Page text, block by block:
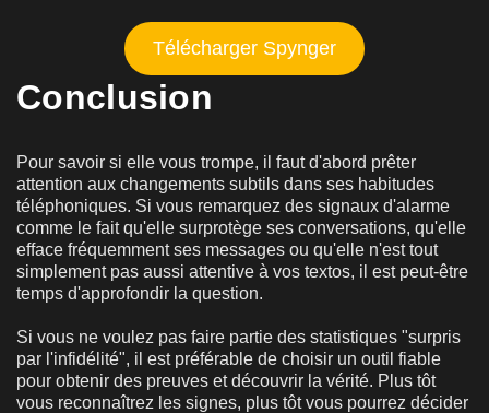
Télécharger Spynger
Conclusion
Pour savoir si elle vous trompe, il faut d'abord prêter
attention aux changements subtils dans ses habitudes
téléphoniques. Si vous remarquez des signaux d'alarme
comme le fait qu'elle surprotège ses conversations, qu'elle
efface fréquemment ses messages ou qu'elle n'est tout
simplement pas aussi attentive à vos textos, il est peut-être
temps d'approfondir la question.
Si vous ne voulez pas faire partie des statistiques "surpris
par l'infidélité", il est préférable de choisir un outil fiable
pour obtenir des preuves et découvrir la vérité. Plus tôt
vous reconnaîtrez les signes, plus tôt vous pourrez décider